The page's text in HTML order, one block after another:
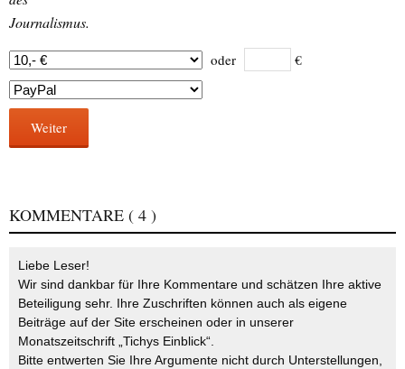
Journalismus.
oder €
Weiter
KOMMENTARE ( 4 )
Liebe Leser!
Wir sind dankbar für Ihre Kommentare und schätzen Ihre aktive
Beteiligung sehr. Ihre Zuschriften können auch als eigene
Beiträge auf der Site erscheinen oder in unserer
Monatszeitschrift „Tichys Einblick“.
Bitte entwerten Sie Ihre Argumente nicht durch Unterstellungen,